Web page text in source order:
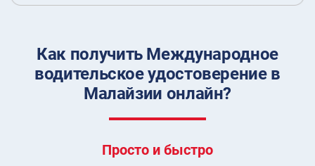
Как получить Международное
водительское удостоверение в
Малайзии онлайн?
Просто и быстро